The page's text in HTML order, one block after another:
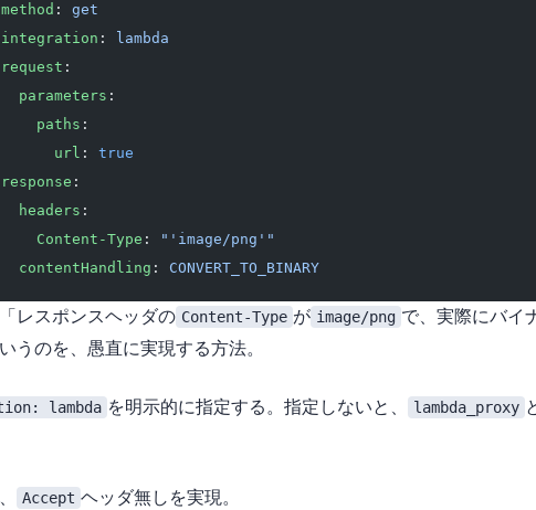
: get
:
lambda
:
parameters
:
paths
:
url
: true
:
headers
:
Content-Type
:
"'image/png'"
contentHandling
: CONVERT_TO_BINARY
レスポンスヘッダの Content-Type が image/png で、実際にバイ
うのを、愚直に実現する方法。
lambda を明示的に指定する。(指定しないと、 lambda_proxy
Accept ヘッダ無しを実現。